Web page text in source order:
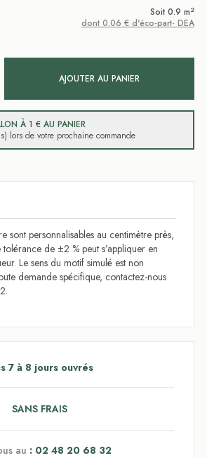
Soit 0.9 m2
dont 0.06 € d'éco-part- DEA
AJOUTER AU PANIER
À 1 € AU PANIER
lors de votre prochaine commande
sont personnalisables au centimètre près,
de ±2 % peut s’appliquer en
Le sens du motif simulé est non
demande spécifique, contactez-nous
7 à 8 jours ouvrés
SANS FRAIS
au : 02 48 20 68 32